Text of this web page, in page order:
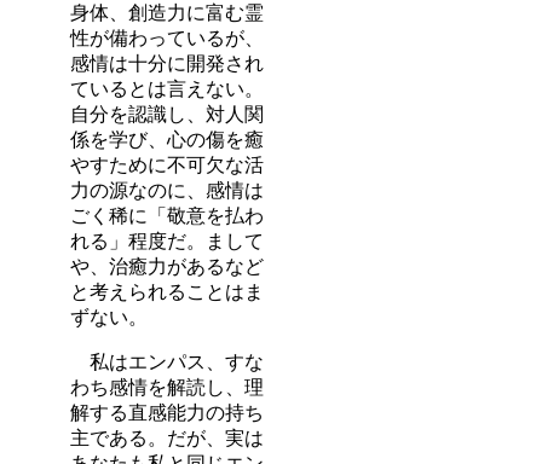
身体、創造力に富む霊
性が備わっているが、
感情は十分に開発され
ているとは言えない。
自分を認識し、対人関
係を学び、心の傷を癒
やすために不可欠な活
力の源なのに、感情は
ごく稀に「敬意を払わ
れる」程度だ。まして
や、治癒力があるなど
と考えられることはま
ずない。
私はエンパス、すな
わち感情を解読し、理
解する直感能力の持ち
主である。だが、実は